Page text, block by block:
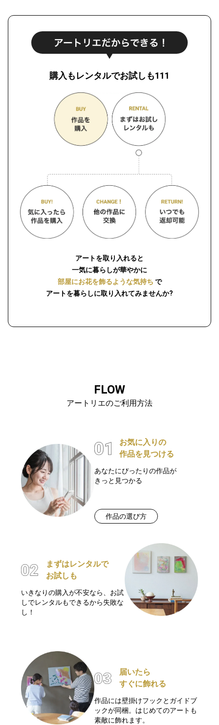
購入もレンタルでお試しも111
アートを取り入れると
一気に暮らしが華やかに
部屋にお花を飾るような気持ち で
アートを暮らしに取り入れてみませんか?
FLOW
アートリエのご利用方法
お気に入りの
作品を見つける
あなたにぴったりの作品が
きっと見つかる
作品の選び方
まずはレンタルで
お試しも
いきなりの購入が不安なら、お試
しでレンタルもできるから失敗な
し！
届いたら
すぐに飾れる
作品には壁掛けフックとガイドブ
ックが同梱。はじめてのアートも
素敵に飾れます。